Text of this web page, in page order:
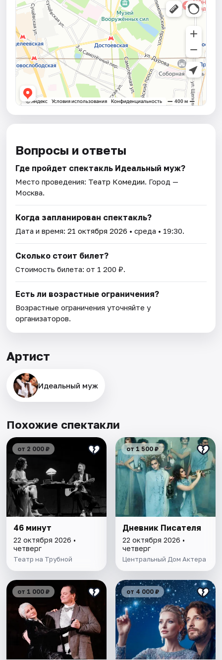
Вопросы и ответы
Где пройдет спектакль Идеальный муж?
Место проведения: Театр Комедии. Город —
Москва.
Когда запланирован спектакль?
Дата и время:21 октября 2026 • среда • 19:30.
Сколько стоит билет?
Стоимость билета: от 1 200 ₽.
Есть ли возрастные ограничения?
Возрастные ограничения уточняйте у
организаторов.
Артист
Идеальный муж
Похожие спектакли
от 2 000 ₽
46 минут
22 октября 2026 •
четверг
Театр на Трубной
от 1 500 ₽
Дневник Писателя
22 октября 2026 •
четверг
Центральный Дом Актера
от 1 000 ₽ от 4 000 ₽